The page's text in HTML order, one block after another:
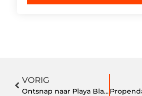
VORIG
Ontsnap naar Playa Blanca – je droomvakantie wacht hier